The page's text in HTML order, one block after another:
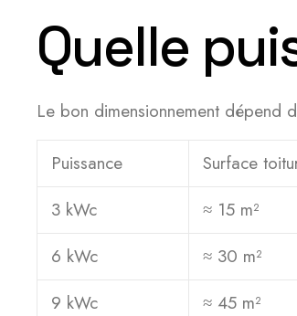
Quelle
Le bon dimensionnement dépend
Puissance Surface
3 kWc
≈ 15 m²
6 kWc
≈ 30 m²
9 kWc
≈ 45 m²